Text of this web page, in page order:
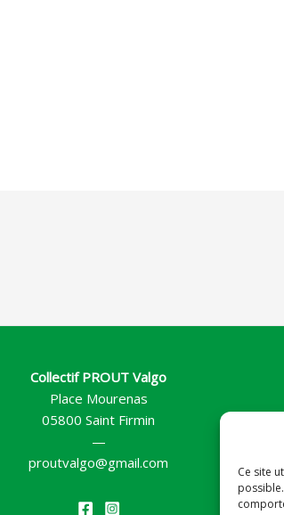
Ce site
Collectif PROUT Valgo
Place Mourenas
05800 Saint Firmin
—
proutvalgo@gmail.com